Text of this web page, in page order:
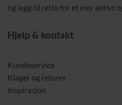
og legg til rette for et mer aktivt
Hjelp & kontakt
Kundeservice
Klager og returer
Inspirasjon